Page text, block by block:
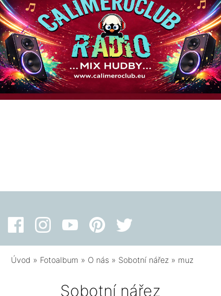
Úvod » Fotoalbum » O nás » Sobotní nářez » muz
Sobotní nářez